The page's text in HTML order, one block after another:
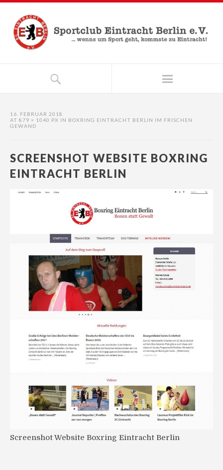
16. FEBRUAR 2018
AT 879 × 1040 PX IN BOXRING EINTRACHT BERLIN IM FRISCHEN
GEWAND
SCREENSHOT WEBSITE BOXRING
EINTRACHT BERLIN
Screenshot Website Boxring Eintracht Berlin